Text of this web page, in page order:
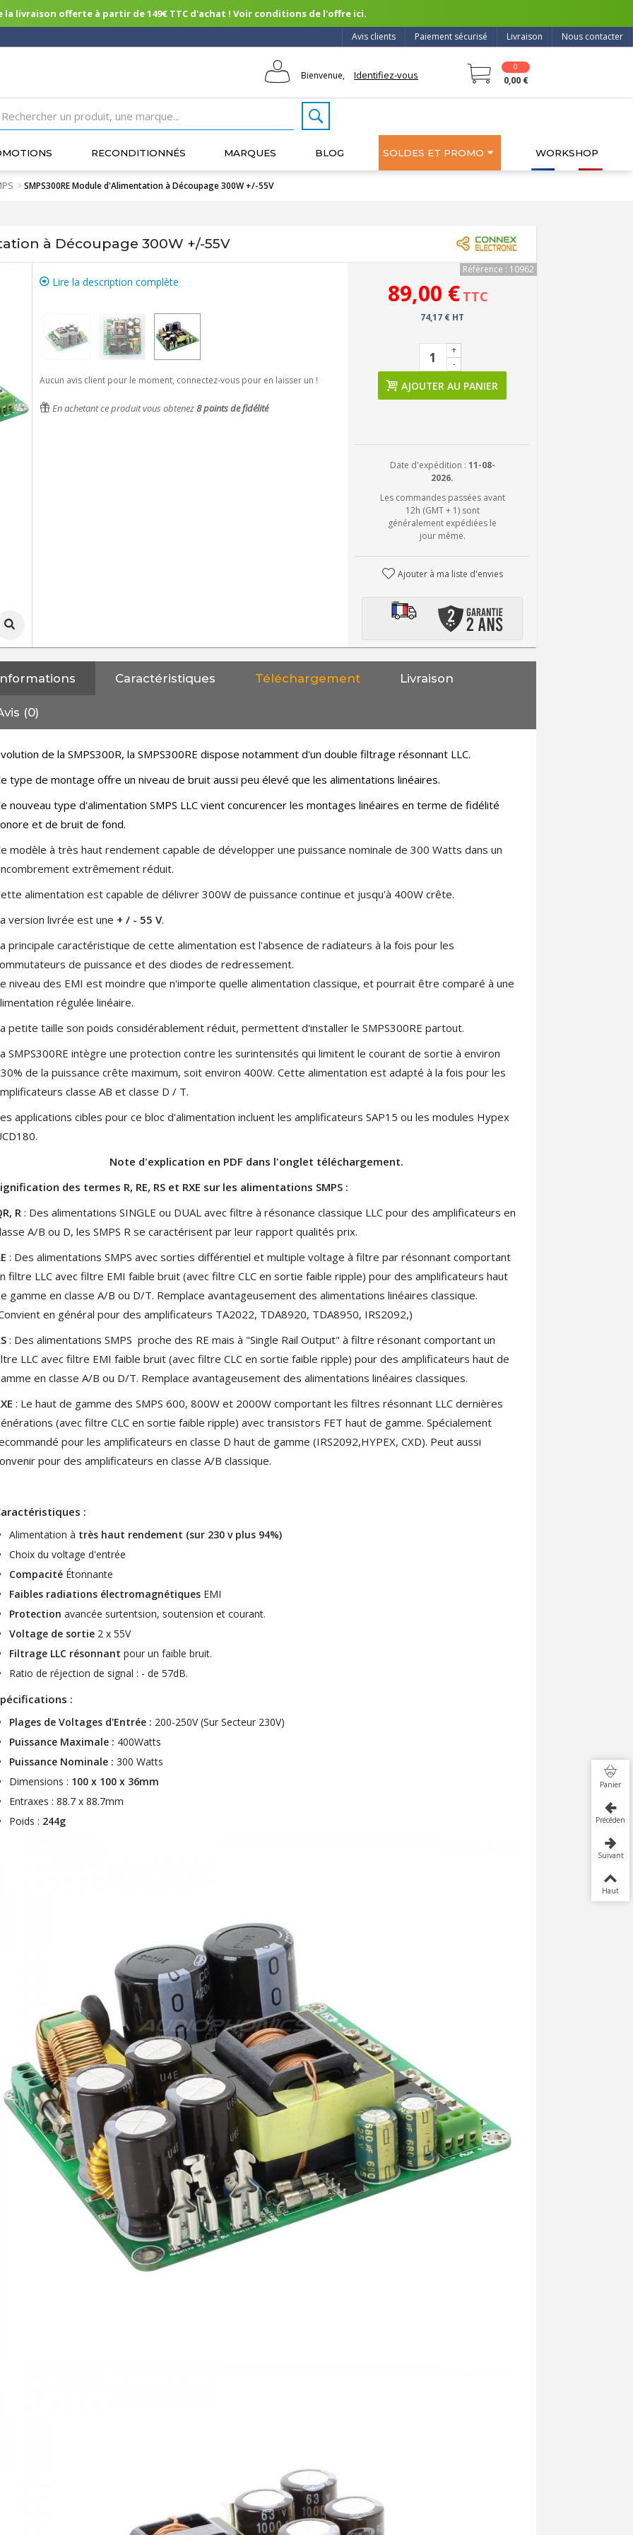
la livraison offerte à partir de 149€ TTC d'achat ! Voir conditions de l'offre ici.
Nous contacter
Livraison
Paiement sécurisé
Avis clients
Bienvenue, Identifiez-vous
0
0,00 €
RECONDITIONNÉS MARQUES BLOG SOLDES ET PROMO WORKSHOP
>SMPS300RE Module d'Alimentation à Découpage 300W +/-55V
à Découpage 300W +/-55V
Lire la description complète
Aucun avis client pour le moment, connectez-vous pour en laisser un !
En achetant ce produit vous obtenez8points de fidélité
Référence : 10962
89,00 € TTC
74,17 € HT
-
+
AJOUTER AU PANIER
Date d'expédition : 11-08-
2026.
Les commandes passées avant
12h (GMT + 1) sont
généralement expédiées le
jour même.
Ajouter à ma liste d'envies
XLR Femelle 3 Pôles...
4,30 €4,95 €
MKSX4 Enceinte Subwoofer...
179,90 €
AUDIOPHONICS DA-S250NC
Amplificateur Intégré...
579,00 € 649,00 €
Amplificateur 4 Voies pour...
135,99 €
Amplificateur Intégré...
790,00 €
DAN CLARK AUDIO AEON 2
CLOSED NOIRE Casque...
EVERSOLO DMP-A6 MASTER
EDITION GEN 2 Lecteur...
LUXSIN X9 DAC Amplificateur
Casque AK4191 +...
1 099,00 €
Caractéristiques Téléchargement Livraison
(0)
de la SMPS300R, la SMPS300RE dispose notamment d'un double filtrage résonnant LLC.
type de montage offre un niveau de bruit aussi peu élevé que les alimentations linéaires.
nouveau type d'alimentation SMPS LLC vient concurencer les montages linéaires en terme de fidélité
et de bruit de fond.
modèle à très haut rendement capable de développer une puissance nominale de 300 Watts dans un
extrêmement réduit.
alimentation est capable de délivrer 300W de puissance continue et jusqu'à 400W crête.
version livrée est une + / - 55 V.
principale caractéristique de cette alimentation est l'absence de radiateurs à la fois pour les
de puissance et des diodes de redressement.
niveau des EMI est moindre que n'importe quelle alimentation classique, et pourrait être comparé à une
régulée linéaire.
petite taille son poids considérablement réduit, permettent d'installer le SMPS300RE partout.
SMPS300RE intègre une protection contre les surintensités qui limitent le courant de sortie à environ
de la puissance crête maximum, soit environ 400W. Cette alimentation est adapté à la fois pour les
classe AB et classe D / T.
applications cibles pour ce bloc d'alimentation incluent les amplificateurs SAP15 ou les modules Hypex
Note d'explication en PDF dans l'onglet téléchargement.
des termes R, RE, RS et RXE sur les alimentations SMPS :
R : Des alimentations SINGLE ou DUAL avec filtre à résonance classique LLC pour des amplificateurs en
A/B ou D, les SMPS R se caractérisent par leur rapport qualités prix.
: Des alimentations SMPS avec sorties différentiel et multiple voltage à filtre par résonnant comportant
filtre LLC avec filtre EMI faible bruit (avec filtre CLC en sortie faible ripple) pour des amplificateurs haut
gamme en classe A/B ou D/T. Remplace avantageusement des alimentations linéaires classique.
en général pour des amplificateurs TA2022, TDA8920, TDA8950, IRS2092,)
: Des alimentations SMPS proche des RE mais à "Single Rail Output" à filtre résonant comportant un
LLC avec filtre EMI faible bruit (avec filtre CLC en sortie faible ripple) pour des amplificateurs haut de
en classe A/B ou D/T. Remplace avantageusement des alimentations linéaires classiques.
: Le haut de gamme des SMPS 600, 800W et 2000W comportant les filtres résonnant LLC dernières
(avec filtre CLC en sortie faible ripple) avec transistors FET haut de gamme. Spécialement
pour les amplificateurs en classe D haut de gamme (IRS2092,HYPEX, CXD). Peut aussi
pour des amplificateurs en classe A/B classique.
:
Alimentation à très haut rendement (sur 230 v plus 94%)
Choix du voltage d'entrée
Compacité Étonnante
Faibles radiations électromagnétiques EMI
Protectionavancée surtentsion, soutension et courant.
Voltage de sortie 2 x 55V
Filtrage LLC résonnant pour un faible bruit.
Ratio de réjection de signal : - de 57dB.
:
Plages de Voltages d'Entrée : 200-250V (Sur Secteur 230V)
Puissance Maximale : 400Watts
Puissance Nominale :300 Watts
Dimensions : 100 x 100 x 36mm
Entraxes : 88.7 x 88.7mm
Poids : 244g
Panier
Précédent
Suivant
Haut